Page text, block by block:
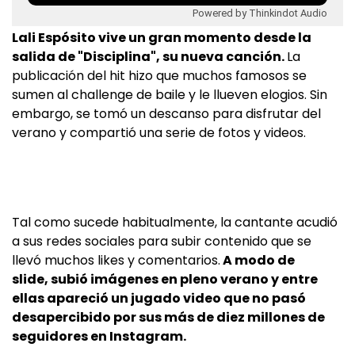
Powered by Thinkindot Audio
Lali Espósito vive un gran momento desde la
salida de "Disciplina", su nueva canción.La
publicación del hit hizo que muchos famosos se
sumen al challenge de baile y le llueven elogios. Sin
embargo, se tomó un descanso para disfrutar del
verano y compartió una serie de fotos y videos.
Tal como sucede habitualmente, la cantante acudió
a sus redes sociales para subir contenido que se
llevó muchos likes y comentarios.A modo de
slide, subió imágenes en pleno verano y entre
ellas apareció un jugado video que no pasó
desapercibido por sus más de diez millones de
seguidores en Instagram.